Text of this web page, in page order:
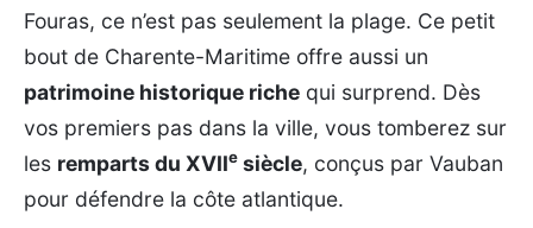
Fouras, ce n’est pas seulement la plage. Ce petit
bout de Charente-Maritime offre aussi un
patrimoine historique riche qui surprend. Dès
vos premiers pas dans la ville, vous tomberez sur
les remparts du XVIIe siècle, conçus par Vauban
pour défendre la côte atlantique.